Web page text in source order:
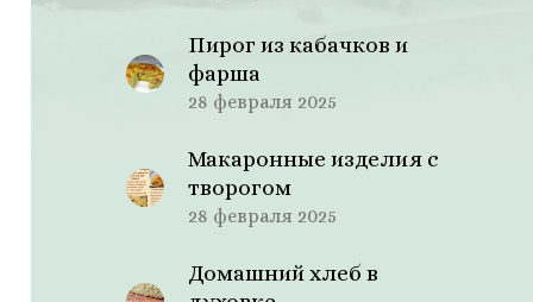
Пирог из кабачков и
фарша
28 февраля 2025
Макаронные изделия с
творогом
28 февраля 2025
Домашний хлеб в